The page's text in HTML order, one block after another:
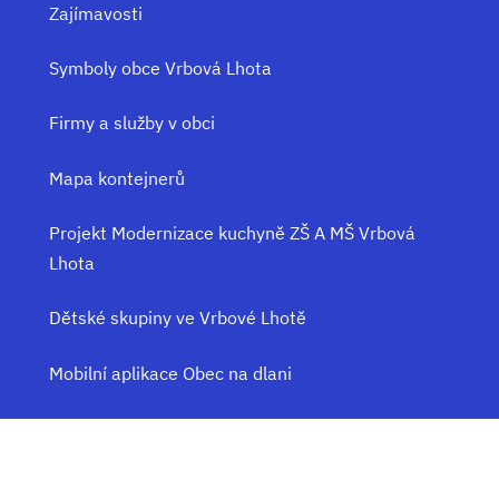
Zajímavosti
Symboly obce Vrbová Lhota
Firmy a služby v obci
Mapa kontejnerů
Projekt Modernizace kuchyně ZŠ A MŠ Vrbová
Lhota
Dětské skupiny ve Vrbové Lhotě
Mobilní aplikace Obec na dlani